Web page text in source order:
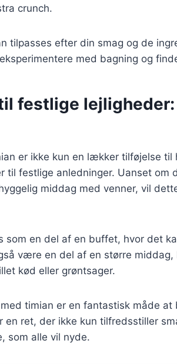
crunch.
tilpasses efter din smag og de
med bagning og
festlige lejligheder:
er ikke kun en lækker tilføjelse til
til festlige anledninger. Uanset om
middag med venner, vil
som en del af en buffet, hvor det
være en del af en større
kød eller grøntsager.
timian er en fantastisk måde
en ret, der ikke kun tilfredsstiller
som alle vil nyde.